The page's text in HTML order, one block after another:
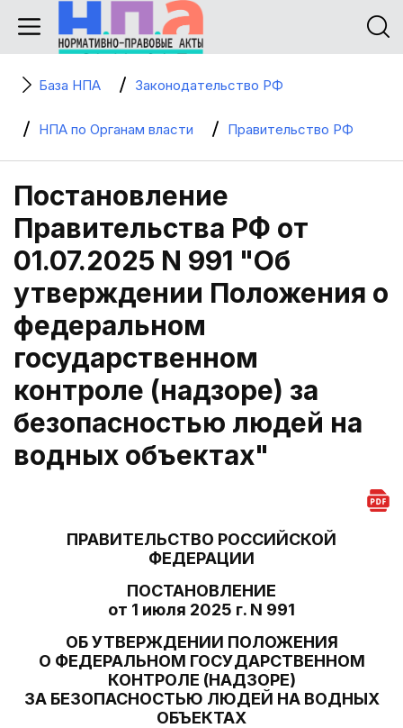
База НПА Законодательство РФ
НПА по Органам власти Правительство РФ
Постановление
Правительства РФ от
01.07.2025 N 991 "Об
утверждении Положения о
федеральном
государственном
контроле (надзоре) за
безопасностью людей на
водных объектах"
ПРАВИТЕЛЬСТВО РОССИЙСКОЙ
ФЕДЕРАЦИИ
ПОСТАНОВЛЕНИЕ
от 1 июля 2025 г. N 991
ОБ УТВЕРЖДЕНИИ ПОЛОЖЕНИЯ
О ФЕДЕРАЛЬНОМ ГОСУДАРСТВЕННОМ
КОНТРОЛЕ (НАДЗОРЕ)
ЗА БЕЗОПАСНОСТЬЮ ЛЮДЕЙ НА ВОДНЫХ
ОБЪЕКТАХ